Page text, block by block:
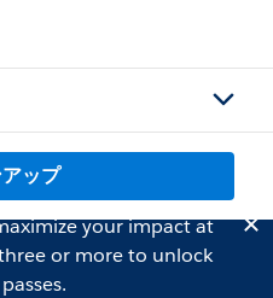
ップ
your impact at
or more to unlock